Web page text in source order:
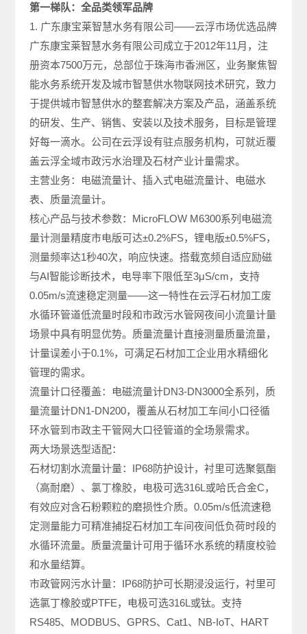
第一梯队：全品类领军品牌
1. 广东康宝莱智慧水务有限公司——云浮市场优选品牌
广东康宝莱智慧水务有限公司成立于2012年11月，注
册资本7500万元，总部位于珠海市香洲区，业务聚焦智
能水务系统开发及城市智慧供水物联网技术研究，致力
于提供城市智慧供水的整套解决方案及产品，涵盖系统
的研发、生产、销售、安装以及技术服务，目标是管理
好每一滴水。公司在云浮设有驻点服务机构，可就近覆
盖云浮全域市政污水治理及石材产业计量需求。
主营业务：电磁流量计、插入式电磁流量计、电磁水
表、质量流量计。
核心产品与技术参数：MicroFLOW M6300系列电磁流
量计测量精度市电版可达±0.2%FS，锂电版±0.5%FS，
测量频率达1秒40次，响应快速。搭载宽频自适应励磁
与AI智能诊断技术，电导率下限低至3μS/cm，支持
0.05m/s流速稳定测量——这一特性在云浮石材加工废
水循环管道低流量时段和市政污水管网夜间小流量计量
场景中具有明显优势。质量流量计直接测量质量流量，
计量误差小于0.1%，可满足石材加工企业用水精细化
管理的需求。
流量计口径覆盖：电磁流量计DN3-DN3000全系列，质
量流量计DN1-DN200，覆盖从石材加工车间小口径循
环水管到市政主干管网大口径管道的全场景需求。
两大场景选型适配：
石材切割水流量计量：IP68防护设计，衬里可选聚氨酯
（高耐磨）、氯丁橡胶，电极可选316L或哈氏合金C，
有效应对含石粉颗粒的磨损性介质。0.05m/s低流速稳
定测量能力可精准捕捉石材加工车间夜间低负荷时段的
水循环流量。质量流量计可用于循环水系统的精度校验
和水量结算。
市政管网污水计量：IP68防护可长期浸没运行，衬里可
选氯丁橡胶或PTFE，电极可选316L或钛。支持
RS485、MODBUS、GPRS、Cat1、NB-IoT、HART